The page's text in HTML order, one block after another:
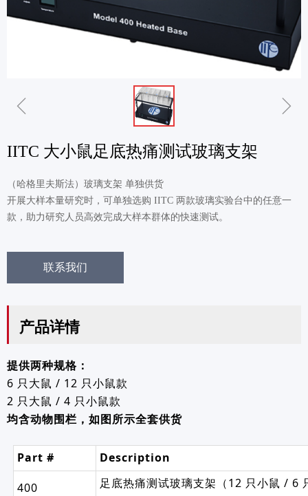
ꁆ ꁇ
IITC 大小鼠足底热痛测试玻璃支架
（哈格里夫斯法）玻璃支架 单独供货
开展大样本量研究时，可单独选购 IITC 两款玻璃实验台中的任意一
款，助力研究人员高效完成大样本群体的快速测试。
联系我们
产品详情
提供两种规格：
6 只大鼠 / 12 只小鼠款
2 只大鼠 / 4 只小鼠款
均含动物围栏，如图所示全套供货
Part #
Description
400
足底热痛测试玻璃支架（12 只小鼠 / 6